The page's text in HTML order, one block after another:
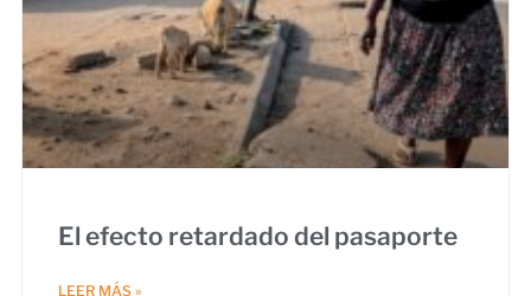
El efecto retardado del pasaporte
LEER MÁS »